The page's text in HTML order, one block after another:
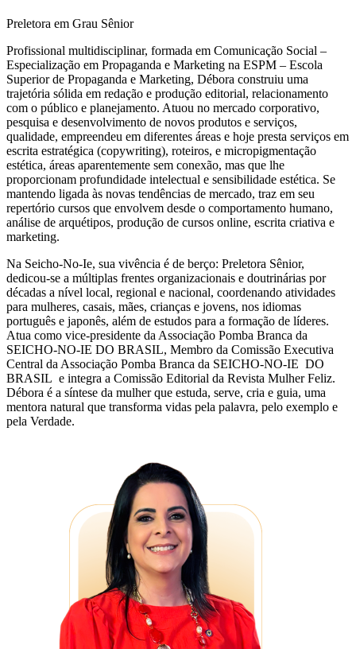
Preletora em Grau Sênior
Profissional multidisciplinar, formada em Comunicação Social –
Especialização em Propaganda e Marketing na ESPM – Escola
Superior de Propaganda e Marketing, Débora construiu uma
trajetória sólida em redação e produção editorial, relacionamento
com o público e planejamento. Atuou no mercado corporativo,
pesquisa e desenvolvimento de novos produtos e serviços,
qualidade, empreendeu em diferentes áreas e hoje presta serviços em
escrita estratégica (copywriting), roteiros, e micropigmentação
estética, áreas aparentemente sem conexão, mas que lhe
proporcionam profundidade intelectual e sensibilidade estética. Se
mantendo ligada às novas tendências de mercado, traz em seu
repertório cursos que envolvem desde o comportamento humano,
análise de arquétipos, produção de cursos online, escrita criativa e
marketing.
Na Seicho-No-Ie, sua vivência é de berço: Preletora Sênior,
dedicou-se a múltiplas frentes organizacionais e doutrinárias por
décadas a nível local, regional e nacional, coordenando atividades
para mulheres, casais, mães, crianças e jovens, nos idiomas
português e japonês, além de estudos para a formação de líderes.
Atua como vice-presidente da Associação Pomba Branca da
SEICHO-NO-IE DO BRASIL, Membro da Comissão Executiva
Central da Associação Pomba Branca da SEICHO-NO-IE DO
BRASIL e integra a Comissão Editorial da Revista Mulher Feliz.
Débora é a síntese da mulher que estuda, serve, cria e guia, uma
mentora natural que transforma vidas pela palavra, pelo exemplo e
pela Verdade.